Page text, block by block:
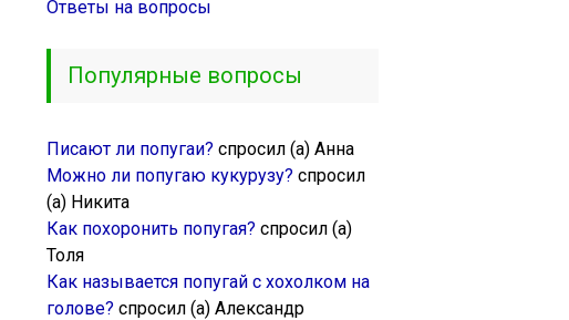
Ответы на вопросы
Популярные вопросы
Писают ли попугаи? спросил (а) Анна
Можно ли попугаю кукурузу? спросил
(а) Никита
Как похоронить попугая? спросил (а)
Толя
Как называется попугай с хохолком на
голове? спросил (а) Александр